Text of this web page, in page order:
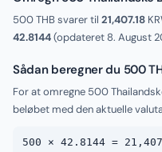
500 THB svarer til 21,407.18
42.8144(opdateret 8. August
Sådan beregner du 500
For at omregne 500
beløbet med den aktuelle
500 × 42.8144 =